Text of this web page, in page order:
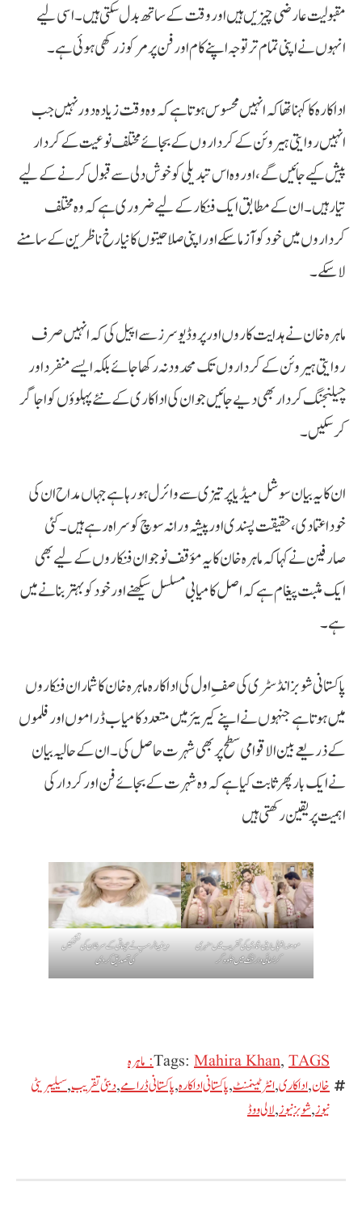
مقبولیت عارضی چیزیں ہیں اور وقت کے ساتھ بدل سکتی ہیں۔ اسی لیے
انہوں نے اپنی تمام تر توجہ اپنے کام اور فن پر مرکوز رکھی ہوئی ہے۔
اداکارہ کا کہنا تھا کہ انہیں محسوس ہوتا ہے کہ وہ وقت زیادہ دور نہیں جب
انہیں روایتی ہیروئن کے کرداروں کے بجائے مختلف نوعیت کے کردار
پیش کیے جائیں گے، اور وہ اس تبدیلی کو خوش دلی سے قبول کرنے کے لیے
تیار ہیں۔ ان کے مطابق ایک فنکار کے لیے ضروری ہے کہ وہ مختلف
کرداروں میں خود کو آزما سکے اور اپنی صلاحیتوں کا نیا رخ ناظرین کے سامنے
لا سکے۔
ماہرہ خان نے ہدایت کاروں اور پروڈیوسرز سے اپیل کی کہ انہیں صرف
روایتی ہیروئن کے کرداروں تک محدود نہ رکھا جائے بلکہ ایسے منفرد اور
چیلنجنگ کردار بھی دیے جائیں جو ان کی اداکاری کے نئے پہلوؤں کو اجاگر
کر سکیں۔
ان کا یہ بیان سوشل میڈیا پر تیزی سے وائرل ہو رہا ہے جہاں مداح ان کی
خود اعتمادی، حقیقت پسندی اور پیشہ ورانہ سوچ کو سراہ رہے ہیں۔ کئی
صارفین نے کہا کہ ماہرہ خان کا یہ مؤقف نوجوان فنکاروں کے لیے بھی
ایک مثبت پیغام ہے کہ اصل کامیابی مسلسل سیکھنے اور خود کو بہتر بنانے میں
ہے۔
پاکستانی شوبز انڈسٹری کی صفِ اول کی اداکارہ ماہرہ خان کا شمار ان فنکاروں
میں ہوتا ہے جنہوں نے اپنے کیریئر میں متعدد کامیاب ڈراموں اور فلموں
کے ذریعے بین الاقوامی سطح پر بھی شہرت حاصل کی۔ ان کے حالیہ بیان
نے ایک بار پھر ثابت کیا ہے کہ وہ شہرت کے بجائے فن اور کردار کی
اہمیت پر یقین رکھتی ہیں
مومنہ اقبال اپنی شادی کی تقریب میں سنہری
کڑھائی دار لہنگے میں جلوہ گر
وینیسا ٹرمپ نے چھاتی کے سرطان کی تشخیص
کی تصدیق کر دی
Tags: Mahira Khan,
TAGS: ماہرہ
خان,اداکاری,انٹرٹینمنٹ,پاکستانی اداکارہ,پاکستانی ڈرامے,دبئی تقریب,سیلیبریٹی
نیوز,شوبز نیوز,لالی ووڈ